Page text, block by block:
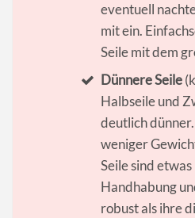
eventuell
mit ein.
Seile mit dem
Dünnere Seile
Halbseile und
deutlich
weniger
Seile sind
Handhabung
robust als ihre